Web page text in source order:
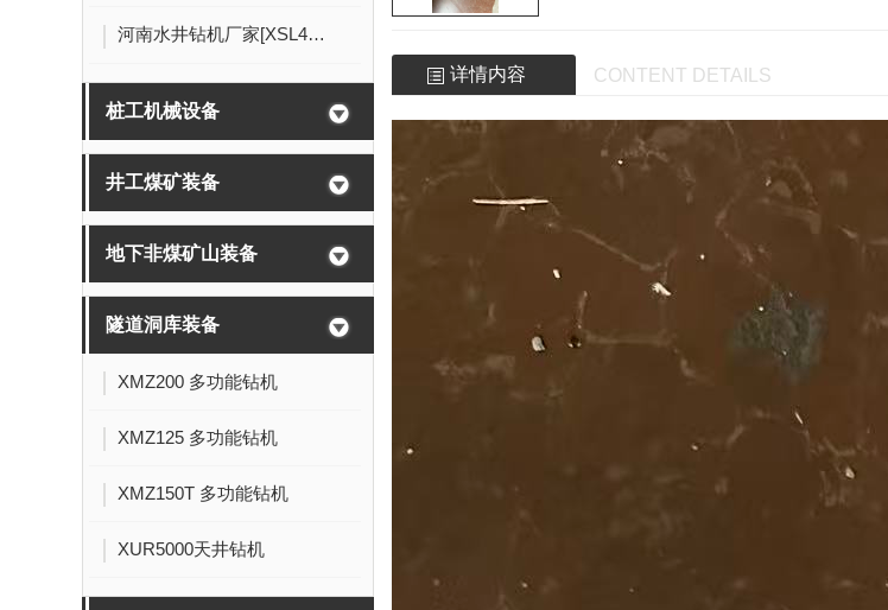
河南水井钻机厂家[XSL4/200]
桩工机械设备
井工煤矿装备
地下非煤矿山装备
隧道洞库装备
XMZ200 多功能钻机
XMZ125 多功能钻机
XMZ150T 多功能钻机
XUR5000天井钻机
详情内容 CONTENT DETAILS